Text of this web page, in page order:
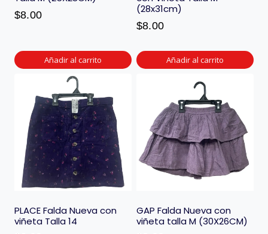
$8.00
Añadir al carrito
(28x31cm)
$8.00
Añadir al carrito
PLACE Falda Nueva con
viñeta Talla 14
GAP Falda Nueva con
viñeta talla M (30X26CM)